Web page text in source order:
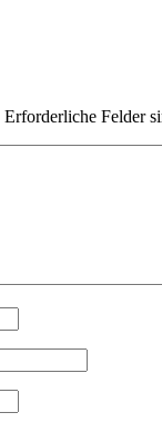
Erforderliche Felder